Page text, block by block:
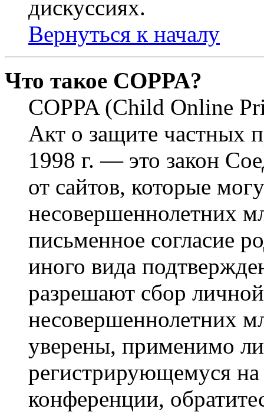
дискуссиях.
Вернуться к началу
Что такое COPPA?
COPPA (Child Online
Акт о защите частных
1998 г. — это закон
от сайтов, которые
несовершеннолетних
письменное согласие
иного вида
разрешают сбор
несовершеннолетних
уверены, применимо
регистрирующемуся
конференции,